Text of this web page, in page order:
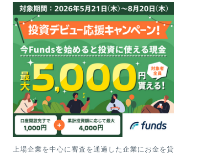
上場企業を中心に審査を通過した企業にお金を貸